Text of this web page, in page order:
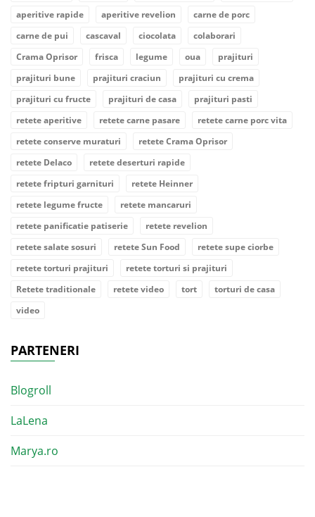
aperitive rapide
aperitive revelion
carne de porc
carne de pui
cascaval ciocolata
colaborari
Crama Oprisor
frisca legume oua
prajituri
prajituri bune
prajituri craciun
prajituri cu crema
prajituri cu fructe
prajituri de casa
prajituri pasti
retete aperitive
retete carne pasare
retete carne porc vita
retete conserve muraturi
retete Crama Oprisor
retete Delaco
retete deserturi rapide
retete fripturi garnituri
retete Heinner
retete legume fructe
retete mancaruri
retete panificatie patiserie
retete revelion
retete salate sosuri
retete Sun Food
retete supe ciorbe
retete torturi prajituri
retete torturi si prajituri
Retete traditionale
retete video tort
torturi de casa
video
PARTENERI
Blogroll
LaLena
Marya.ro